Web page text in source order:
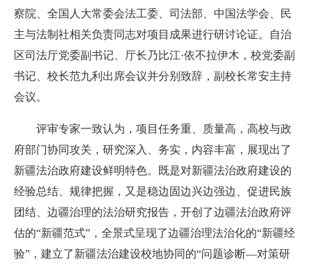
察院、全国人大常委会法工委、司法部、中国法学会、民
主与法制社相关负责同志对项目成果进行研讨论证。
自治
区司法厅党委副书记、厅长乃比江·依不拉伊木， 校党委副
书记、校长范九利 出席会议并分别致辞， 副校长常安主持
会议。
评审专家一致认为，项目任务重、质量高，高校与政
府部门协同攻关，研究深入、务实，内容丰富，展现出了
新疆法治政府建设鲜明特色。既是对新疆法治政府建设的
经验总结、规律把握，又是稳边固边兴边强边、促进民族
团结、边疆治理的法治研究报告，开创了边疆法治政府评
估的“新疆范式”，全景式呈现了边疆治理法治化的“新疆经
验”，建立了新疆法治建设校地协同的“问题诊断—对策研